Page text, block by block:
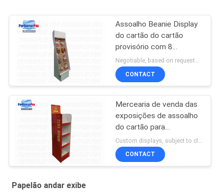
Assoalho Beanie Display
do cartão do cartão
provisório com 8
ganchos/acessórios dos
ganchos
CONTACT
Mercearia de venda das
exposições de assoalho
do cartão para
coberturas mornas da
estada
CONTACT
Papelão andar exibe